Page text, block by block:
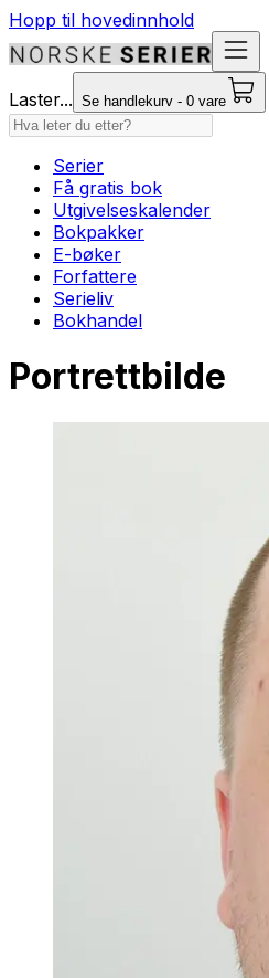
Hopp til hovedinnhold
Laster... Se handlekurv - 0 vare
Serier
Få gratis bok
Utgivelseskalender
Bokpakker
E-bøker
Forfattere
Serieliv
Bokhandel
Portrettbilde